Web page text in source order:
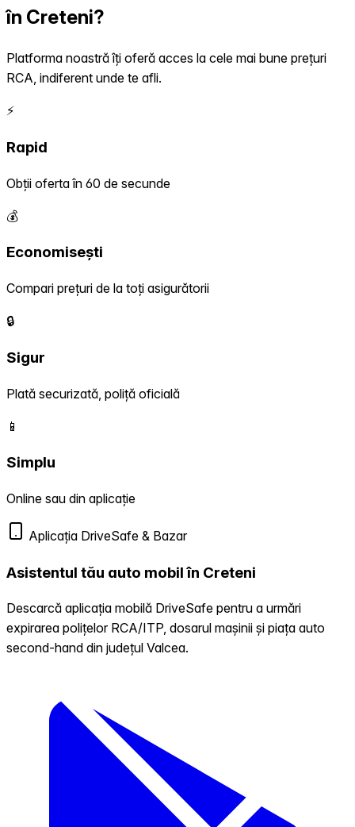
în Creteni?
Platforma noastră îți oferă acces la cele mai bune prețuri
RCA, indiferent unde te afli.
⚡
Rapid
Obții oferta în 60 de secunde
💰
Economisești
Compari prețuri de la toți asigurătorii
🔒
Sigur
Plată securizată, poliță oficială
📱
Simplu
Online sau din aplicație
Aplicația DriveSafe & Bazar
Asistentul tău auto mobil în Creteni
Descarcă aplicația mobilă DriveSafe pentru a urmări
expirarea polițelor RCA/ITP, dosarul mașinii și piața auto
second-hand din județul Valcea.